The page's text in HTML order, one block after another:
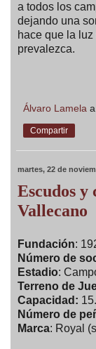
a todos los
dejando una
hace que la
prevalezca.
Álvaro Lamela
Compartir
martes, 22 de
Escudos y
Vallecano
Fundación:
Número de
Estadio:
Terreno de
Capacidad:
Número de
Marca: Royal